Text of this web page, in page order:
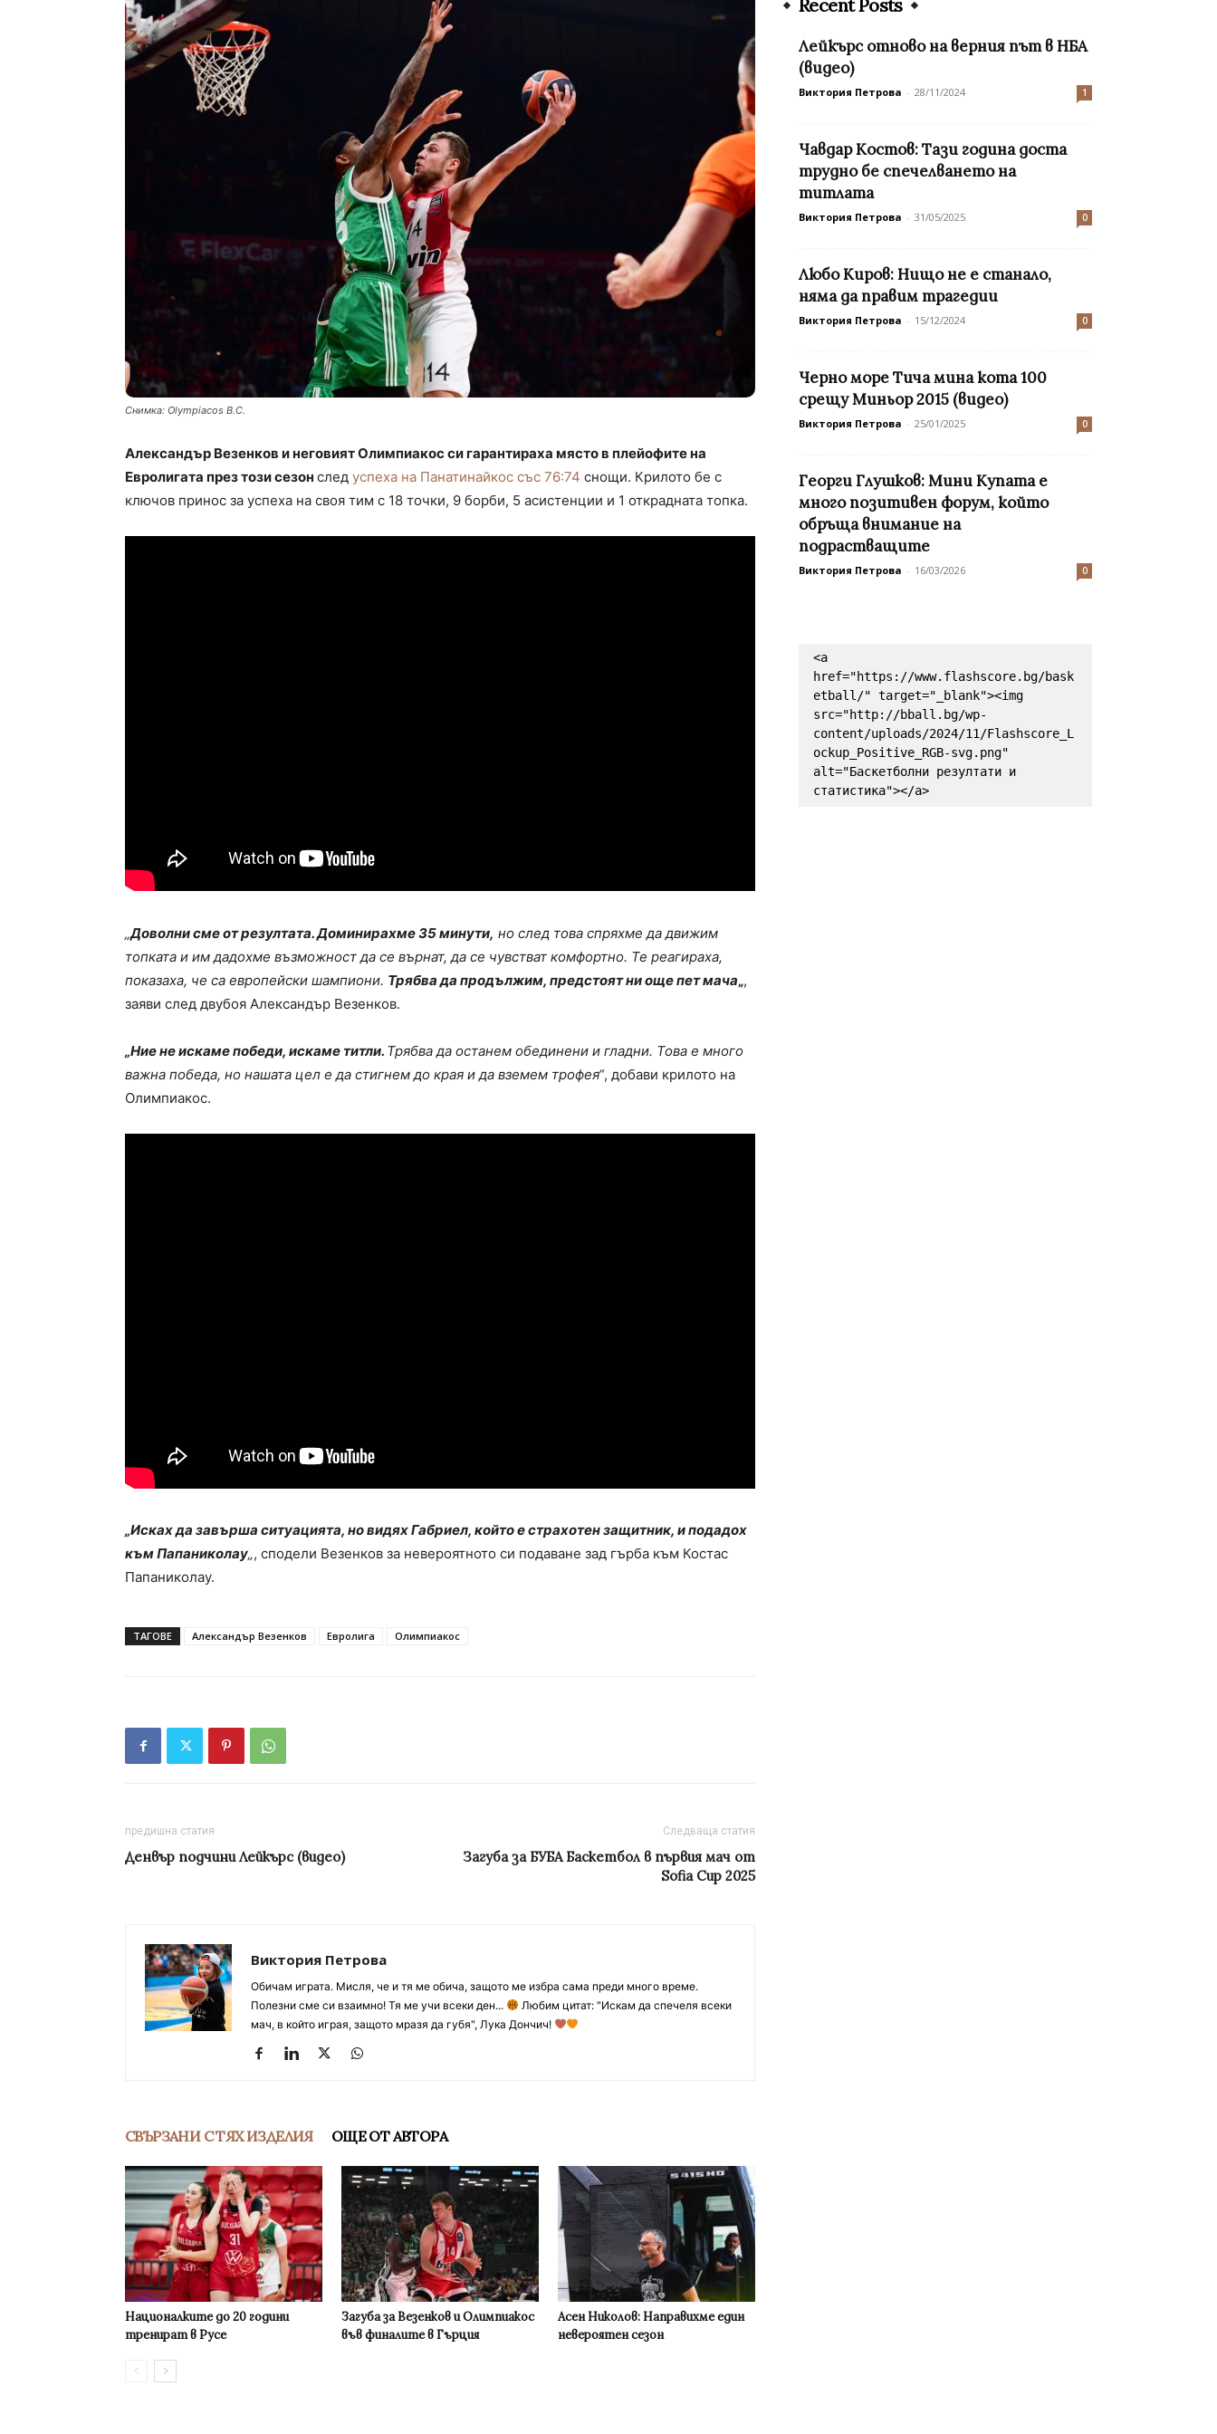
Снимка: Olympiacos B.C.
Александър Везенков и неговият Олимпиакос си гарантираха място в плейофите на
Евролигата през този сезон след успеха на Панатинайкос със 76:74 снощи. Крилото бе с
ключов принос за успеха на своя тим с 18 точки, 9 борби, 5 асистенции и 1 открадната топка.
„Доволни сме от резултата. Доминирахме 35 минути, но след това спряхме да движим
топката и им дадохме възможност да се върнат, да се чувстват комфортно. Те реагираха,
показаха, че са европейски шампиони. Трябва да продължим, предстоят ни още пет мача„,
заяви след двубоя Александър Везенков.
„Ние не искаме победи, искаме титли. Трябва да останем обединени и гладни. Това е много
важна победа, но нашата цел е да стигнем до края и да вземем трофея“, добави крилото на
Олимпиакос.
„Исках да завърша ситуацията, но видях Габриел, който е страхотен защитник, и подадох
към Папаниколау„, сподели Везенков за невероятното си подаване зад гърба към Костас
Папаниколау.
ТАГОВЕ Александър Везенков Евролига Олимпиакос
предишна статия
Денвър подчини Лейкърс (видео)
Следваща статия
Загуба за БУБА Баскетбол в първия мач от
Sofia Cup 2025
Виктория Петрова
Обичам играта. Мисля, че и тя ме обича, защото ме избра сама преди много време.
Полезни сме си взаимно! Тя ме учи всеки ден...
Любим цитат: "Искам да спечеля всеки
мач, в който играя, защото мразя да губя", Лука Дончич!
СВЪРЗАНИ С ТЯХ ИЗДЕЛИЯ ОЩЕ ОТ АВТОРА
Националките до 20 години
тренират в Русе
Загуба за Везенков и Олимпиакос
във финалите в Гърция
Асен Николов: Направихме един
невероятен сезон
Recent Posts
Лейкърс отново на верния път в НБА
(видео)
Виктория Петрова - 28/11/2024 1
Чавдар Костов: Тази година доста
трудно бе спечелването на
титлата
Виктория Петрова - 31/05/2025 0
Любо Киров: Нищо не е станало,
няма да правим трагедии
Виктория Петрова - 15/12/2024 0
Черно море Тича мина кота 100
срещу Миньор 2015 (видео)
Виктория Петрова - 25/01/2025 0
Георги Глушков: Мини Купата е
много позитивен форум, който
обръща внимание на
подрастващите
Виктория Петрова - 16/03/2026 0
<a
href="https://www.flashscore.bg/bask
etball/" target="_blank"><img
src="http://bball.bg/wp-
content/uploads/2024/11/Flashscore_L
ockup_Positive_RGB-svg.png"
alt="Баскетболни резултати и
статистика"></a>